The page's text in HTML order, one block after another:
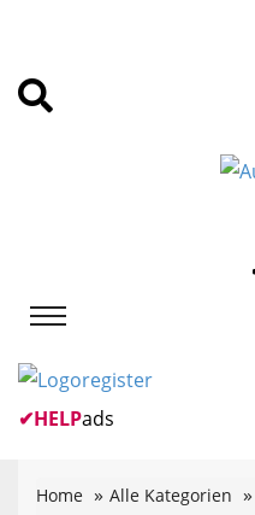
✔HELPads
Home Alle Kategorien